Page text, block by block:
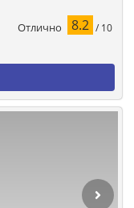
Отлично 8.2 / 10